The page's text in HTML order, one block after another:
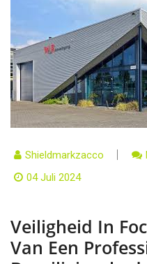
Shieldmarkzacco
04 Juli 2024
Veiligheid In
Van Een